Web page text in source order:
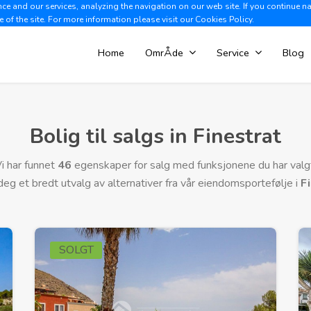
and our services, analyzing the navigation on our web site. If you continue
of the site. For more information please visit ourCookies Policy.
Albir +34 966 866 563
Home OmrÅde Service Blog
Bolig til salgs in Finestrat
har funnet 46 egenskaper for salg med funksjonene du har
et bredt utvalg av alternativer fra vår eiendomsportefølje i
SOLGT